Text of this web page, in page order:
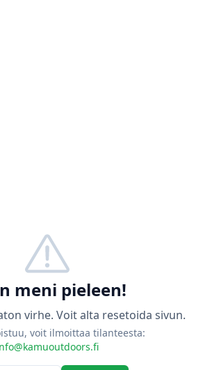
meni pieleen!
virhe. Voit alta resetoida sivun.
voit ilmoittaa tilanteesta: